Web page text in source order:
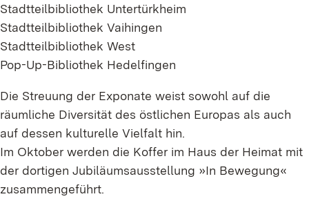
Stadtteilbibliothek Untertürkheim
Stadtteilbibliothek Vaihingen
Stadtteilbibliothek West
Pop-Up-Bibliothek Hedelfingen
Die Streuung der Exponate weist sowohl auf die
räumliche Diversität des östlichen Europas als auch
auf dessen kulturelle Vielfalt hin.
Im Oktober werden die Koffer im Haus der Heimat mit
der dortigen Jubiläumsausstellung »In Bewegung«
zusammengeführt.